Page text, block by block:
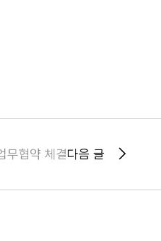
무협약 체결다음 글